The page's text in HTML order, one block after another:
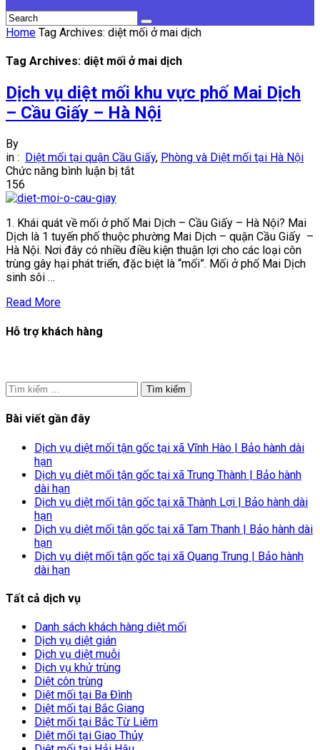
Home Tag Archives: diệt mối ở mai dịch
Tag Archives: diệt mối ở mai dịch
Dịch vụ diệt mối khu vực phố Mai Dịch
– Cầu Giấy – Hà Nội
By
in :
Diệt mối tại quận Cầu Giấy, Phòng và Diệt mối tại Hà Nội
Chức năng bình luận bị tắtở
mối
khu
vực
phố
156
1. Khái quát về mối ở phố Mai Dịch – Cầu Giấy – Hà Nội? Mai
Dịch là 1 tuyến phố thuộc phường Mai Dịch – quận Cầu Giấy –
Hà Nội. Nơi đây có nhiều điều kiện thuận lợi cho các loại côn
trùng gây hại phát triển, đặc biệt là “mối”. Mối ở phố Mai Dịch
sinh sôi …
Read More
Hỗ trợ khách hàng
Tìm
kiếm
cho:
Bài viết gần đây
Dịch vụ diệt mối tận gốc tại xã Vĩnh Hào | Bảo hành dài
hạn
Dịch vụ diệt mối tận gốc tại xã Trung Thành | Bảo hành
dài hạn
Dịch vụ diệt mối tận gốc tại xã Thành Lợi | Bảo hành dài
hạn
Dịch vụ diệt mối tận gốc tại xã Tam Thanh | Bảo hành dài
hạn
Dịch vụ diệt mối tận gốc tại xã Quang Trung | Bảo hành
dài hạn
Tất cả dịch vụ
Danh sách khách hàng diệt mối
Dịch vụ diệt gián
Dịch vụ diệt muỗi
Dịch vụ khử trùng
Diệt côn trùng
Diệt mối tại Ba Đình
Diệt mối tại Bắc Giang
Diệt mối tại Bắc Từ Liêm
Diệt mối tại Giao Thủy